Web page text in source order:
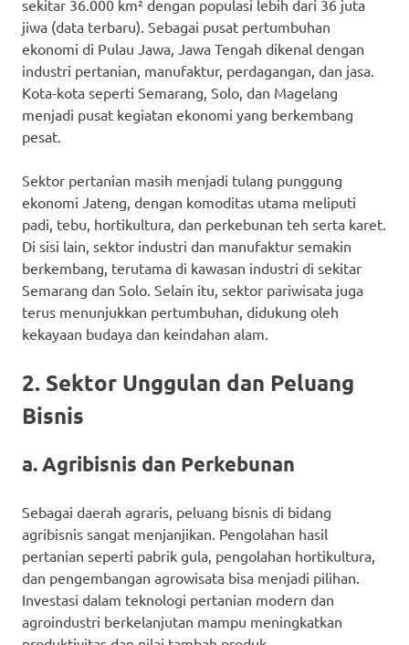
sekitar 36.000 km² dengan populasi lebih dari 36 juta
jiwa (data terbaru). Sebagai pusat pertumbuhan
ekonomi di Pulau Jawa, Jawa Tengah dikenal dengan
industri pertanian, manufaktur, perdagangan, dan jasa.
Kota-kota seperti Semarang, Solo, dan Magelang
menjadi pusat kegiatan ekonomi yang berkembang
pesat.
Sektor pertanian masih menjadi tulang punggung
ekonomi Jateng, dengan komoditas utama meliputi
padi, tebu, hortikultura, dan perkebunan teh serta karet.
Di sisi lain, sektor industri dan manufaktur semakin
berkembang, terutama di kawasan industri di sekitar
Semarang dan Solo. Selain itu, sektor pariwisata juga
terus menunjukkan pertumbuhan, didukung oleh
kekayaan budaya dan keindahan alam.
2. Sektor Unggulan dan Peluang
Bisnis
a. Agribisnis dan Perkebunan
Sebagai daerah agraris, peluang bisnis di bidang
agribisnis sangat menjanjikan. Pengolahan hasil
pertanian seperti pabrik gula, pengolahan hortikultura,
dan pengembangan agrowisata bisa menjadi pilihan.
Investasi dalam teknologi pertanian modern dan
agroindustri berkelanjutan mampu meningkatkan